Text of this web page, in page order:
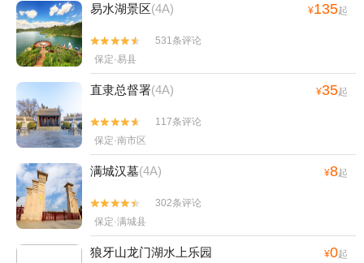
易水湖景区(4A) ¥135起


531条评论
保定·易县
直隶总督署(4A) ¥35起


117条评论
保定·南市区
满城汉墓(4A) ¥8起


302条评论
保定·满城县
狼牙山龙门湖水上乐园 ¥0起